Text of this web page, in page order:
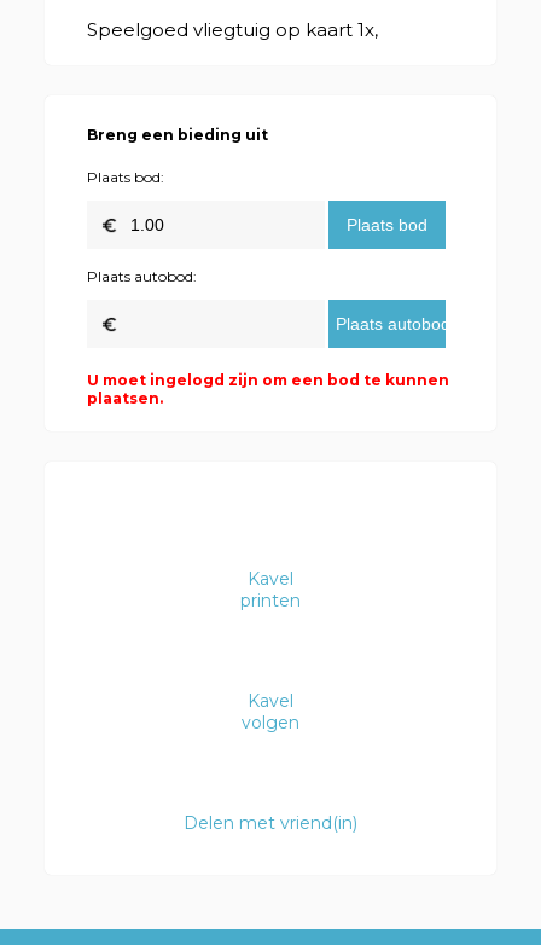
Speelgoed vliegtuig op kaart 1x,
Breng een bieding uit
Plaats bod:
Plaats autobod:
U moet ingelogd zijn om een bod te kunnen
plaatsen.
Kavel
printen
Kavel
volgen
Delen met vriend(in)